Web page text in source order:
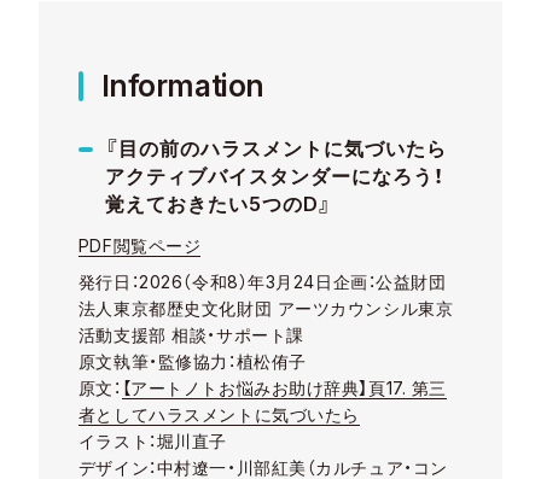
Information
『目の前のハラスメントに気づいたら
アクティブバイスタンダーになろう！
覚えておきたい5つのD』
PDF閲覧ページ
発行日：2026（令和8）年3月24日企画：公益財団
法人東京都歴史文化財団 アーツカウンシル東京
活動支援部 相談・サポート課
原文執筆・監修協力：植松侑子
原文： 【アートノトお悩みお助け辞典】頁17. 第三
者としてハラスメントに気づいたら
イラスト：堀川直子
デザイン：中村遼一・川部紅美（カルチュア・コン